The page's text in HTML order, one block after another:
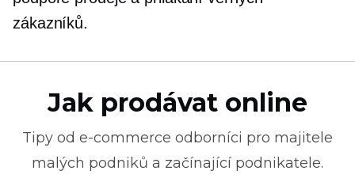
zákazníků.
Jak prodávat online
Tipy od e-commerce odborníci pro majitele
malých podniků a začínající podnikatele.